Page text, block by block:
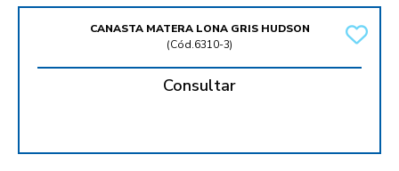
CANASTA MATERA LONA GRIS HUDSON
(Cód.6310-3)
Consultar